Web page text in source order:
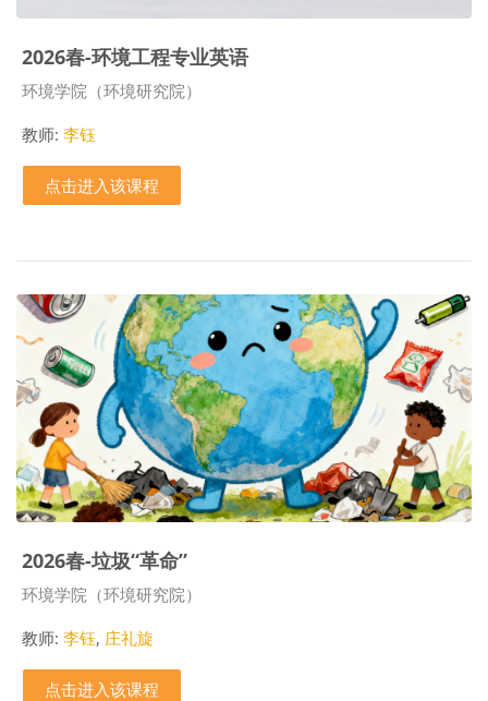
2026春-环境工程专业英语
课程类别
环境学院（环境研究院）
教师: 李钰
点击进入该课程
2026春-垃圾“革命”
课程类别
环境学院（环境研究院）
教师: 李钰, 庄礼旋
点击进入该课程